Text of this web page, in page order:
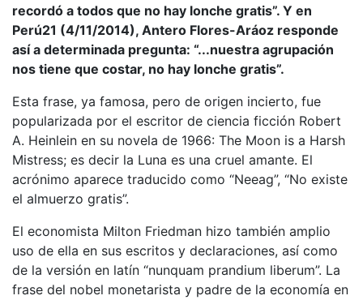
recordó a todos que no hay lonche gratis”. Y en
Perú21 (4/11/2014), Antero Flores-Aráoz responde
así a determinada pregunta: “...nuestra agrupación
nos tiene que costar, no hay lonche gratis”.
Esta frase, ya famosa, pero de origen incierto, fue
popularizada por el escritor de ciencia ficción Robert
A. Heinlein en su novela de 1966: The Moon is a Harsh
Mistress; es decir la Luna es una cruel amante. El
acrónimo aparece traducido como “Neeag”, “No existe
el almuerzo gratis”.
El economista Milton Friedman hizo también amplio
uso de ella en sus escritos y declaraciones, así como
de la versión en latín “nunquam prandium liberum”. La
frase del nobel monetarista y padre de la economía en